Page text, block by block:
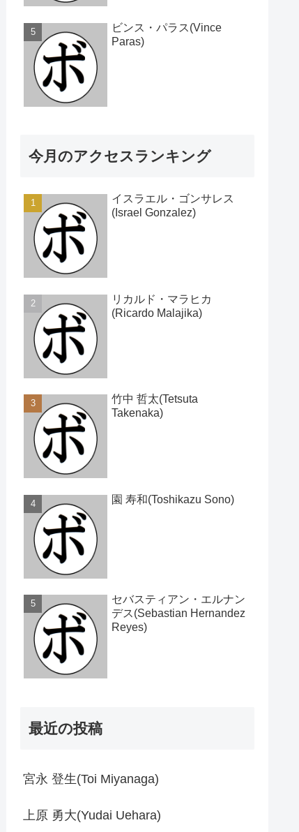
ビンス・パラス(Vince
Paras)
今月のアクセスランキング
イスラエル・ゴンサレス
(Israel Gonzalez)
リカルド・マラヒカ
(Ricardo Malajika)
竹中 哲太(Tetsuta
Takenaka)
園 寿和(Toshikazu Sono)
セバスティアン・エルナン
デス(Sebastian Hernandez
Reyes)
最近の投稿
宮永 登生(Toi Miyanaga)
上原 勇大(Yudai Uehara)